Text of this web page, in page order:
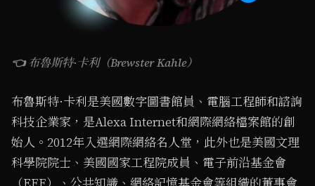
👈 布魯斯特·卡利（Brewster Kahle）
布魯斯特·卡利是美國數字圖書館員、電腦工程師和諮詢
科技企業家，是Alexa Internet和網際網絡檔案館的創
始人。2012年入選網際網絡名人堂，此外也是美國文理
科學院院士、美國國家工程院成員、電子前沿基金會